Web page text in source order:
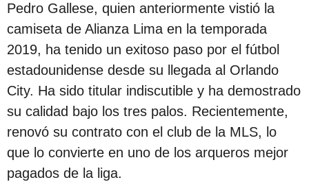
s
d
e
s
d
e
l
a
p
Pedro Gallese, quien anteriormente vistió la
camiseta de Alianza Lima en la temporada
2019, ha tenido un exitoso paso por el fútbol
estadounidense desde su llegada al Orlando
City. Ha sido titular indiscutible y ha demostrado
su calidad bajo los tres palos. Recientemente,
renovó su contrato con el club de la MLS, lo
que lo convierte en uno de los arqueros mejor
pagados de la liga.